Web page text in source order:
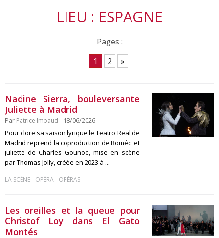
LIEU : ESPAGNE
Pages :
1
2 »
Nadine Sierra, bouleversante
Juliette à Madrid
Par Patrice Imbaud - 18/06/2026
Pour clore sa saison lyrique le Teatro Real de
Madrid reprend la coproduction de Roméo et
Juliette de Charles Gounod, mise en scène
par Thomas Jolly, créée en 2023 à ...
LA SCÈNE- OPÉRA- OPÉRAS
Les oreilles et la queue pour
Christof Loy dans El Gato
Montés